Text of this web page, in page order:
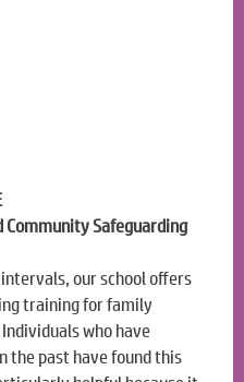
Community Safeguarding
our school offers
training for family
who have
the past have found this